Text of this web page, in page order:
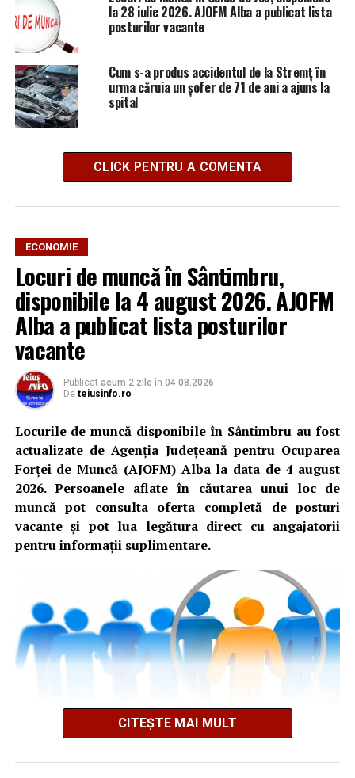
la 28 iulie 2026. AJOFM Alba a publicat lista
posturilor vacante
Cum s-a produs accidentul de la Stremț în
urma căruia un șofer de 71 de ani a ajuns la
spital
CLICK PENTRU A COMENTA
ECONOMIE
Locuri de muncă în Sântimbru,
disponibile la 4 august 2026. AJOFM
Alba a publicat lista posturilor
vacante
Publicat acum 2 zile în 04.08.2026
De teiusinfo.ro
Locurile de muncă disponibile în Sântimbru au fost
actualizate de Agenția Județeană pentru Ocuparea
Forței de Muncă (AJOFM) Alba la data de 4 august
2026. Persoanele aflate în căutarea unui loc de
muncă pot consulta oferta completă de posturi
vacante și pot lua legătura direct cu angajatorii
pentru informații suplimentare.
CITEȘTE MAI MULT